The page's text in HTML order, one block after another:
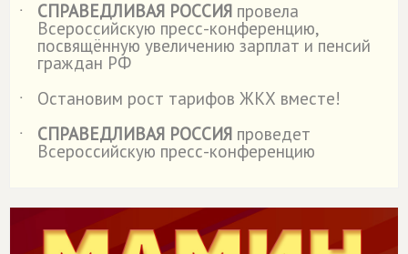
˙
СПРАВЕДЛИВАЯ РОССИЯ провела
Всероссийскую пресс-конференцию,
посвящённую увеличению зарплат и пенсий
граждан РФ
˙
Остановим рост тарифов ЖКХ вместе!
˙
СПРАВЕДЛИВАЯ РОССИЯ проведет
Всероссийскую пресс-конференцию